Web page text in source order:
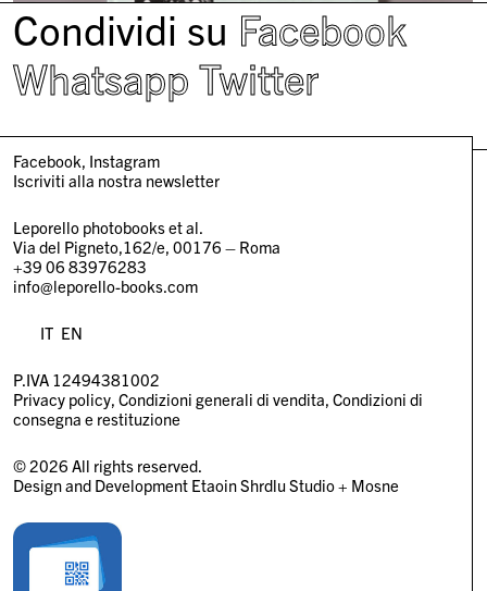
Condividi su Facebook
Whatsapp Twitter
Facebook Instagram
Iscriviti alla nostra newsletter
Leporello photobooks et al.
Via del Pigneto,162/e, 00176 – Roma
+39 06 83976283
info@leporello-books.com
IT EN
P.IVA 12494381002
Privacy policy Condizioni generali di vendita Condizioni di
consegna e restituzione
© 2026 All rights reserved.
Design and Development Etaoin Shrdlu Studio+ Mosne